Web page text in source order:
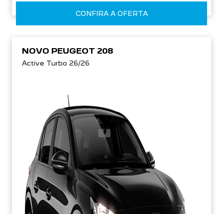
CONFIRA A OFERTA
NOVO PEUGEOT 208
Active Turbo 26/26